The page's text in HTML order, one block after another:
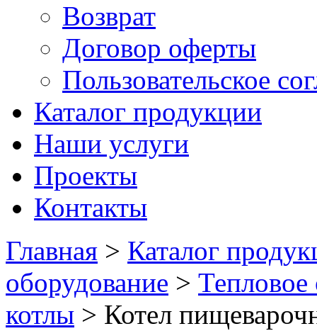
Возврат
Договор оферты
Пользовательское
Каталог продукции
Наши услуги
Проекты
Контакты
Главная > Каталог
оборудование > Тепловое
котлы > Котел